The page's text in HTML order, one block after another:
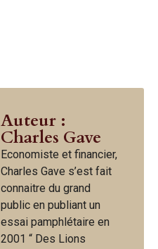
Auteur :
Charles Gave
Economiste et financier,
Charles Gave s’est fait
connaitre du grand
public en publiant un
essai pamphlétaire en
2001 “ Des Lions